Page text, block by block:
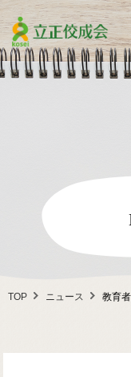
TOP ニュース 教育